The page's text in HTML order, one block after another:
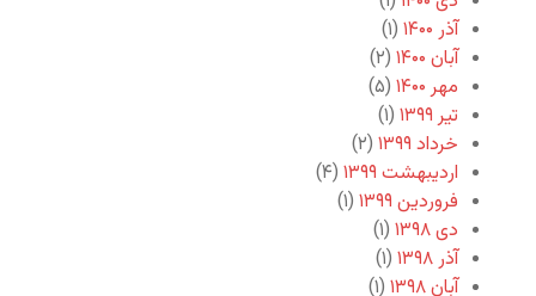
آذر ۱۴۰۰
(۱)
آبان ۱۴۰۰
(۲)
مهر ۱۴۰۰
(۵)
تیر ۱۳۹۹
(۱)
خرداد ۱۳۹۹
(۲)
اردیبهشت ۱۳۹۹
(۴)
فروردین ۱۳۹۹
(۱)
دی ۱۳۹۸
(۱)
آذر ۱۳۹۸
(۱)
آبان ۱۳۹۸
(۱)